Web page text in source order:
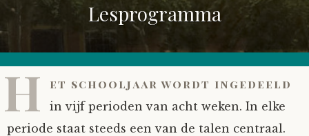
Waarom een Latijnse School?
Essentie van het onderwijs
Lesprogramma
21ste-eeuwse vaardigheden
Belangstellingsformulier
Belangstelling/aanmelden
Wie wij zijn
Contact
Lesprogramma
H et schooljaar wordt ingedeeld
in vijf perioden van acht weken. In elke
periode staat steeds een van de talen centraal.